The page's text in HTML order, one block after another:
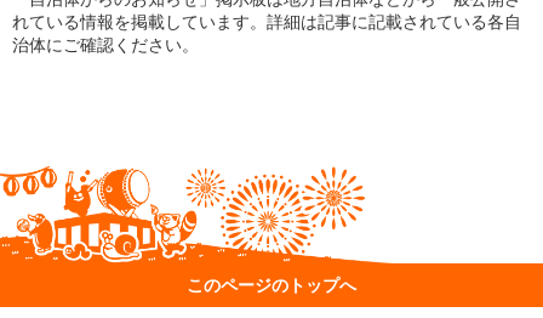
れている情報を掲載しています。詳細は記事に記載されている各自
治体にご確認ください。
このページのトップへ